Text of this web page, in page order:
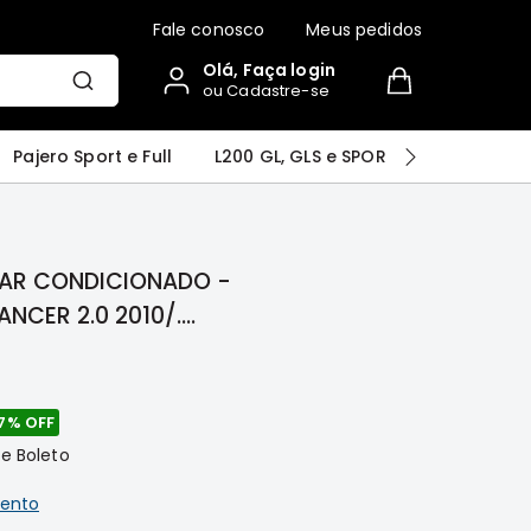
Fale conosco Meus pedidos
Olá, Faça login
ou Cadastre-se
Pajero Sport e Full L200 GL, GLS e SPORT
2.0 2010/....
OFF
Boleto